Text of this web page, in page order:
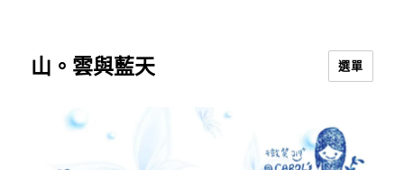
山。雲與藍天 選單